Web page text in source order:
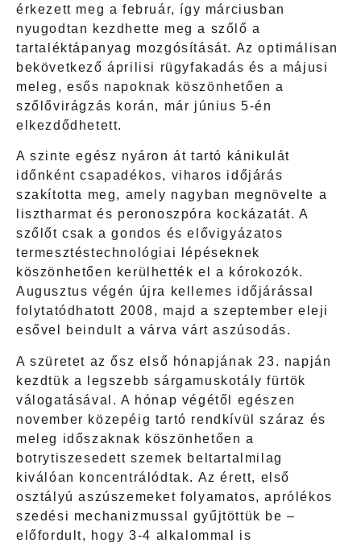
érkezett meg a február, így márciusban
nyugodtan kezdhette meg a szőlő a
tartaléktápanyag mozgósítását. Az optimálisan
bekövetkező áprilisi rügyfakadás és a májusi
meleg, esős napoknak köszönhetően a
szőlővirágzás korán, már június 5-én
elkezdődhetett.
A szinte egész nyáron át tartó kánikulát
időnként csapadékos, viharos időjárás
szakította meg, amely nagyban megnövelte a
lisztharmat és peronoszpóra kockázatát. A
szőlőt csak a gondos és elővigyázatos
termesztéstechnológiai lépéseknek
köszönhetően kerülhették el a kórokozók.
Augusztus végén újra kellemes időjárással
folytatódhatott 2008, majd a szeptember eleji
esővel beindult a várva várt aszúsodás.
A szüretet az ősz első hónapjának 23. napján
kezdtük a legszebb sárgamuskotály fürtök
válogatásával. A hónap végétől egészen
november közepéig tartó rendkívül száraz és
meleg időszaknak köszönhetően a
botrytiszesedett szemek beltartalmilag
kiválóan koncentrálódtak. Az érett, első
osztályú aszúszemeket folyamatos, aprólékos
szedési mechanizmussal gyűjtöttük be –
előfordult, hogy 3-4 alkalommal is